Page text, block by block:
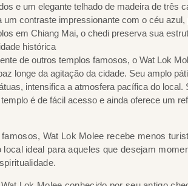
e um elegante telhado de madeira de três
um contraste impressionante com o céu
em Chiang Mai, o chedi preserva sua
histórica
de outros templos famosos, o Wat Lok
longe da agitação da cidade. Seu amplo
intensifica a atmosfera pacífica do local.
é de fácil acesso e ainda oferece um
Wat Lok Molee recebe menos
ideal para aqueles que desejam